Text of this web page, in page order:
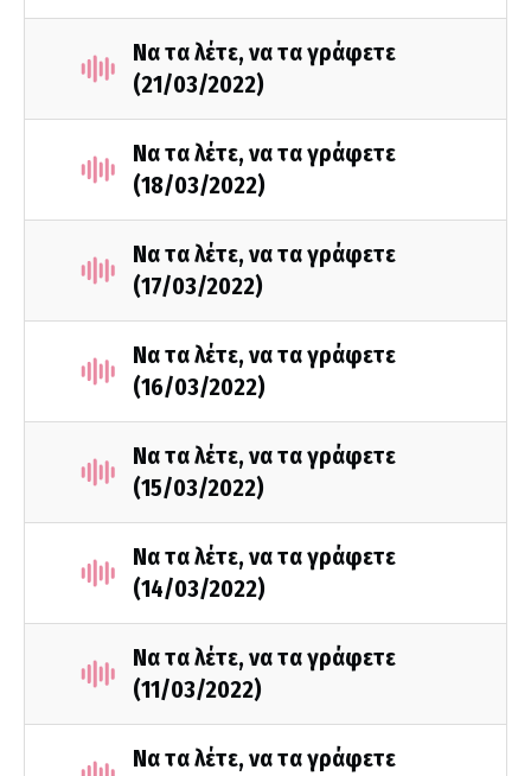
Να τα λέτε, να τα γράφετε
(21/03/2022)
Να τα λέτε, να τα γράφετε
(18/03/2022)
Να τα λέτε, να τα γράφετε
(17/03/2022)
Να τα λέτε, να τα γράφετε
(16/03/2022)
Να τα λέτε, να τα γράφετε
(15/03/2022)
Να τα λέτε, να τα γράφετε
(14/03/2022)
Να τα λέτε, να τα γράφετε
(11/03/2022)
Να τα λέτε, να τα γράφετε